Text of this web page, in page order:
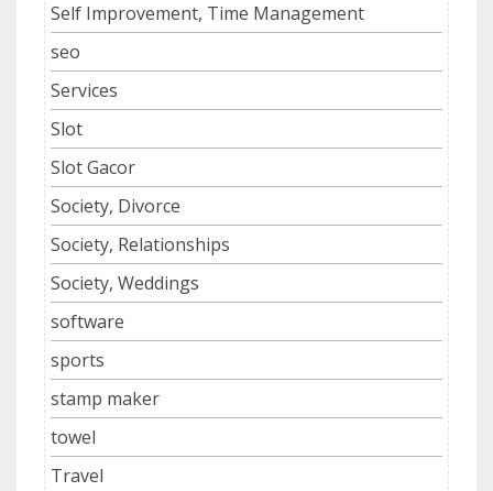
Self Improvement, Time Management
seo
Services
Slot
Slot Gacor
Society, Divorce
Society, Relationships
Society, Weddings
software
sports
stamp maker
towel
Travel